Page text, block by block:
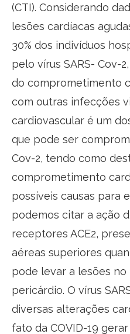
(CTI). Considerando
lesões cardíacas
30% dos indivíduos
pelo vírus SARS- Cov-
do comprometimento
com outras infecções
cardiovascular é um
que pode ser
Cov-2, tendo como
comprometimento
possíveis causas para
podemos citar a ação
receptores ACE2,
aéreas superiores
pode levar a lesões
pericárdio. O vírus
diversas alterações
fato da COVID-19